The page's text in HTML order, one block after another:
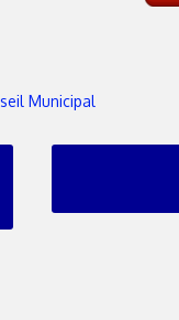
Municipal